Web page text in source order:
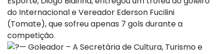
do Internacional e Vereador Ederson Fucilini
(Tomate), que sofreu apenas 7 gols durante a
competição.
— Goleador – A Secretária de Cultura, Turismo e